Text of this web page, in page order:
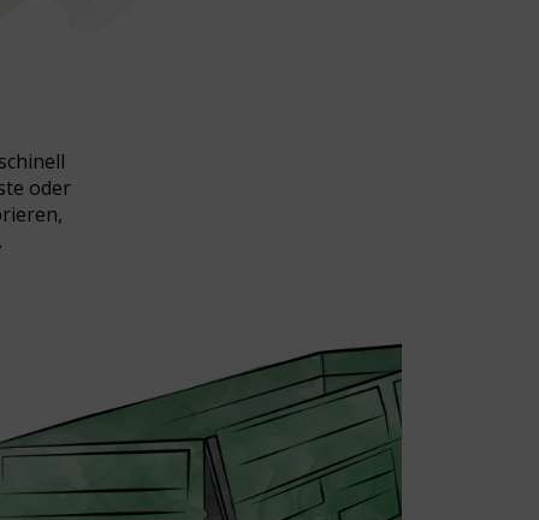
oder